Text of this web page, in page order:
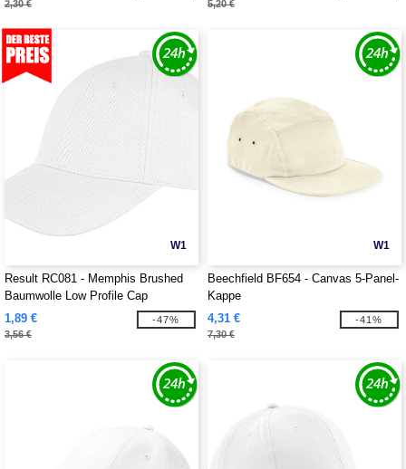
2,30 € 5,20 €
W1
Result RC081 - Memphis Brushed
Baumwolle Low Profile Cap
1,89 €
3,56 €
-47%
W1
Beechfield BF654 - Canvas 5-Panel-
Kappe
4,31 €
7,30 €
-41%